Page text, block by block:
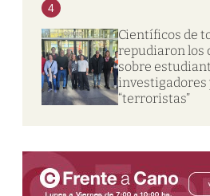
4
Científicos de
repudiaron los
sobre
investigadores
“terroristas”